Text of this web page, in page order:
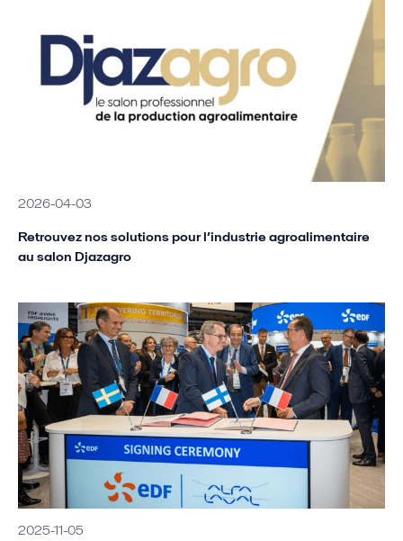
2026-04-03
Retrouvez nos solutions pour l’industrie agroalimentaire
au salon Djazagro
2025-11-05